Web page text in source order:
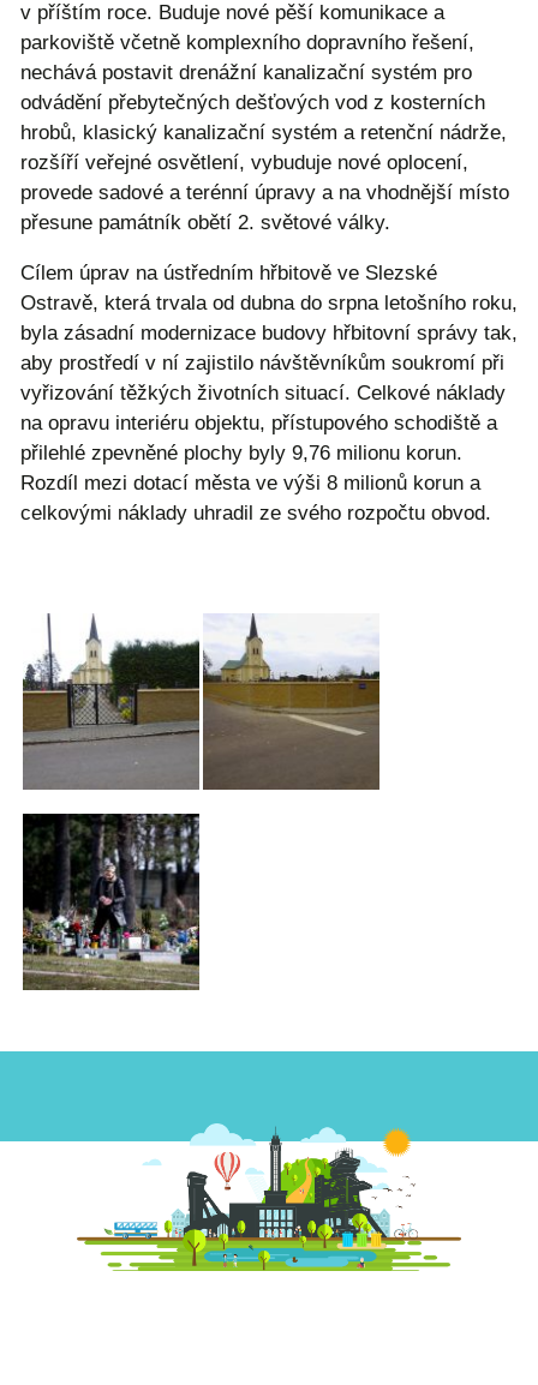
v příštím roce. Buduje nové pěší komunikace a
parkoviště včetně komplexního dopravního řešení,
nechává postavit drenážní kanalizační systém pro
odvádění přebytečných dešťových vod z kosterních
hrobů, klasický kanalizační systém a retenční nádrže,
rozšíří veřejné osvětlení, vybuduje nové oplocení,
provede sadové a terénní úpravy a na vhodnější místo
přesune památník obětí 2. světové války.
Cílem úprav na ústředním hřbitově ve Slezské
Ostravě, která trvala od dubna do srpna letošního roku,
byla zásadní modernizace budovy hřbitovní správy tak,
aby prostředí v ní zajistilo návštěvníkům soukromí při
vyřizování těžkých životních situací. Celkové náklady
na opravu interiéru objektu, přístupového schodiště a
přilehlé zpevněné plochy byly 9,76 milionu korun.
Rozdíl mezi dotací města ve výši 8 milionů korun a
celkovými náklady uhradil ze svého rozpočtu obvod.